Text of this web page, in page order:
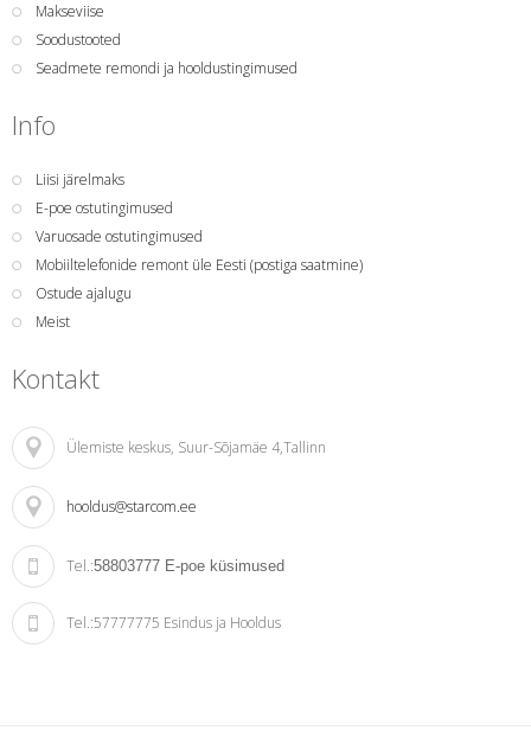
Makseviise
Soodustooted
Seadmete remondi ja hooldustingimused
Info
Liisi järelmaks
E-poe ostutingimused
Varuosade ostutingimused
Mobiiltelefonide remont üle Eesti (postiga saatmine)
Ostude ajalugu
Meist
Kontakt
Ülemiste keskus, Suur-Sõjamäe 4,Tallinn
hooldus@starcom.ee
Tel.:58803777 E-poe küsimused
Tel.:57777775 Esindus ja Hooldus